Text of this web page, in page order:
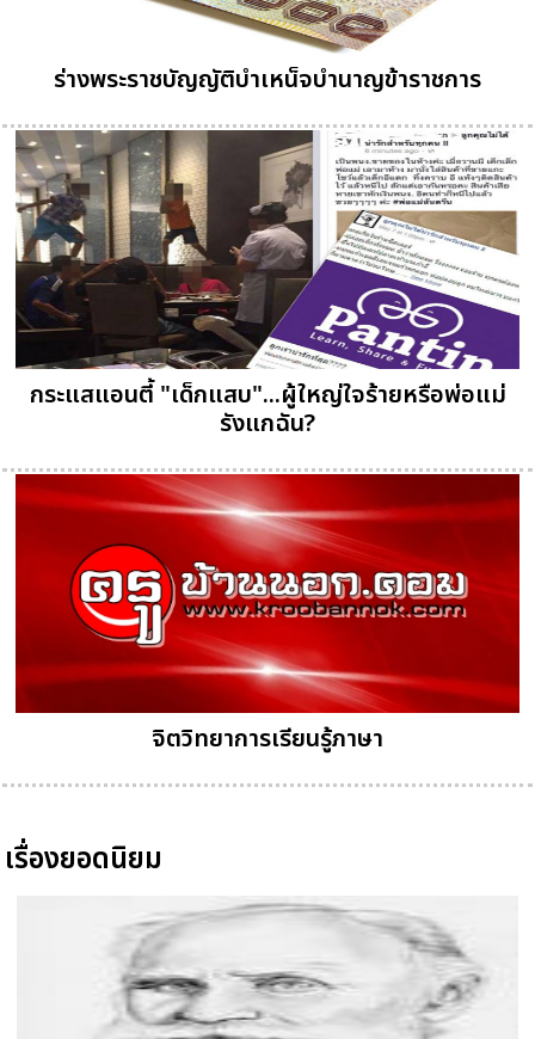
ร่างพระราชบัญญัติบำเหน็จบำนาญข้าราชการ
กระแสแอนตี้ "เด็กแสบ"...ผู้ใหญ่ใจร้ายหรือพ่อแม่
รังแกฉัน?
จิตวิทยาการเรียนรู้ภาษา
เรื่องยอดนิยม